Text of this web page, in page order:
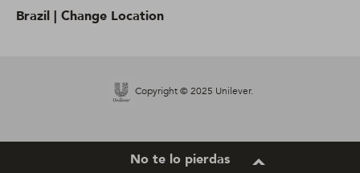
Brazil | Change Location
Copyright © 2025 Unilever.
No te lo pierdas